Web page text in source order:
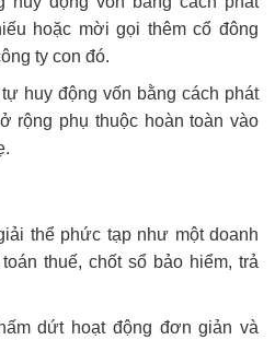
hoặc mời gọi thêm cổ đông
ty con đó.
huy động vốn bằng cách phát
rộng phụ thuộc hoàn toàn vào
thể phức tạp như một doanh
thuế, chốt sổ bảo hiểm, trả
dứt hoạt động đơn giản và